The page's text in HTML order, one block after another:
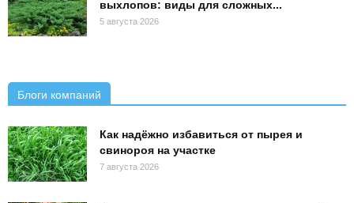
выхлопов: виды для сложных...
5 августа 2026
Блоги компаний
Как надёжно избавиться от пырея и
свинороя на участке
7 августа 2026